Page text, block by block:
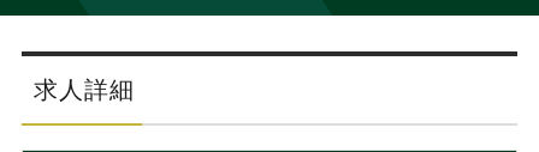
コンサ
サービス案内 キャリ
コンサルタントの紹介
キャリアデザイン講座
（最新求人市場動向）
MBAの
ステージ別アドバイス
日本か
英文レジュメの書き方 パワー
職務経歴書の書き方
“展”職相談室
転職市場の明日をよめ
ジョブフェア
キャリアデザインセミナー
沿革
主なクライアント
求人詳細